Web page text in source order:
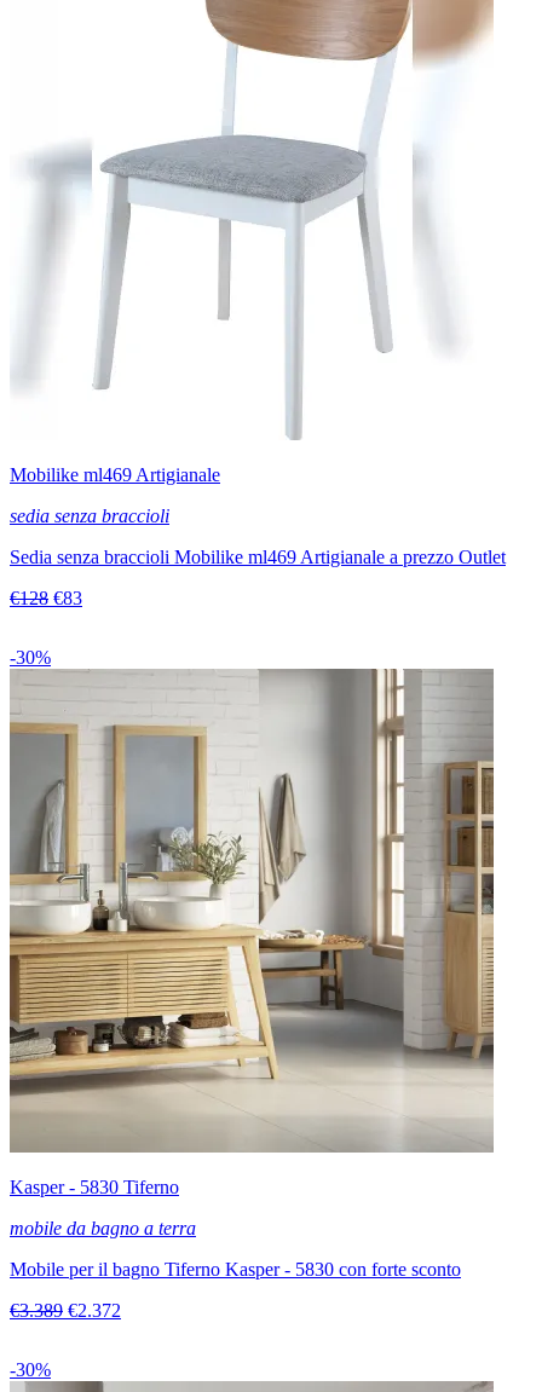
Mobilike ml469 Artigianale
sedia senza braccioli
Sedia senza braccioli Mobilike ml469 Artigianale a prezzo Outlet
€128 €83
-30%
Kasper - 5830 Tiferno
mobile da bagno a terra
Mobile per il bagno Tiferno Kasper - 5830 con forte sconto
€3.389 €2.372
-30%